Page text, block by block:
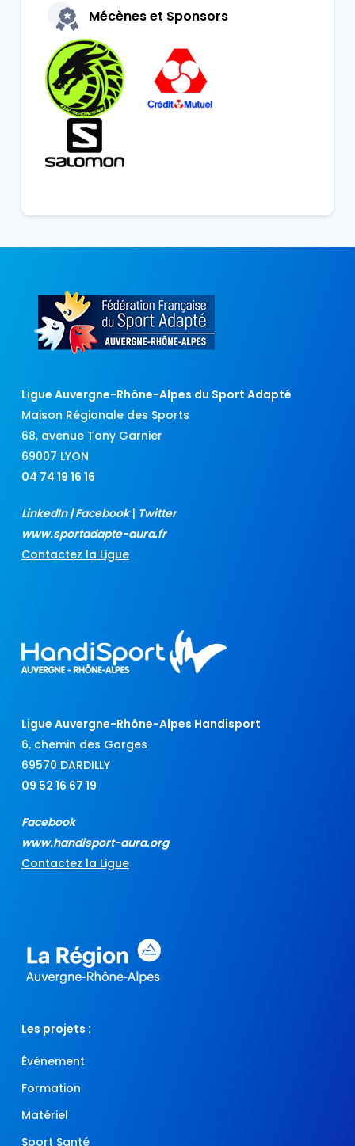
Mécènes et Sponsors
Ligue Auvergne-Rhône-Alpes du Sport Adapté
Maison Régionale des Sports
68, avenue Tony Garnier
69007 LYON
04 74 19 16 16
LinkedIn|Facebook| Twitter
www.sportadapte-aura.fr
Contactez la Ligue
Ligue Auvergne-Rhône-Alpes Handisport
6, chemin des Gorges
69570 DARDILLY
09 52 16 67 19
Facebook
www.handisport-aura.org
Contactez la Ligue
Les projets :
Événement
Formation
Matériel
Sport Santé